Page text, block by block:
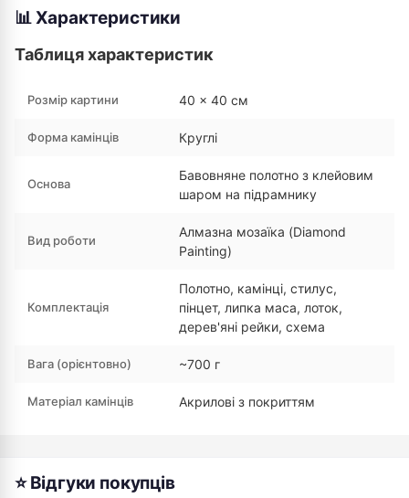
📊 Характеристики
Таблиця характеристик
Розмір картини 40 × 40 см
Форма камінців Круглі
Основа
Бавовняне полотно з клейовим
шаром на підрамнику
Вид роботи
Алмазна мозаїка (Diamond
Painting)
Комплектація
Полотно, камінці, стилус,
пінцет, липка маса, лоток,
дерев'яні рейки, схема
Вага (орієнтовно) ~700 г
Матеріал камінців Акрилові з покриттям
⭐ Відгуки покупців